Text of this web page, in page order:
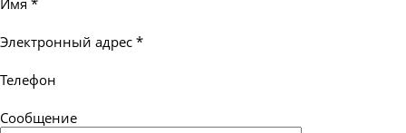
Лист г/к горячекатаный 36х2000х6000
Лист г/к горячекатаный 40х1500х6000
Электронный адрес *
Телефон
Сообщение